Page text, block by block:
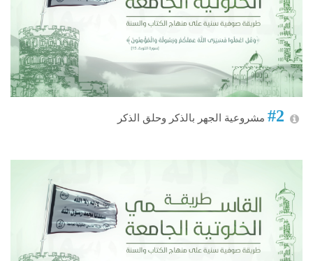
#2 مشروعية الجهر بالذكر وحلق الذكر